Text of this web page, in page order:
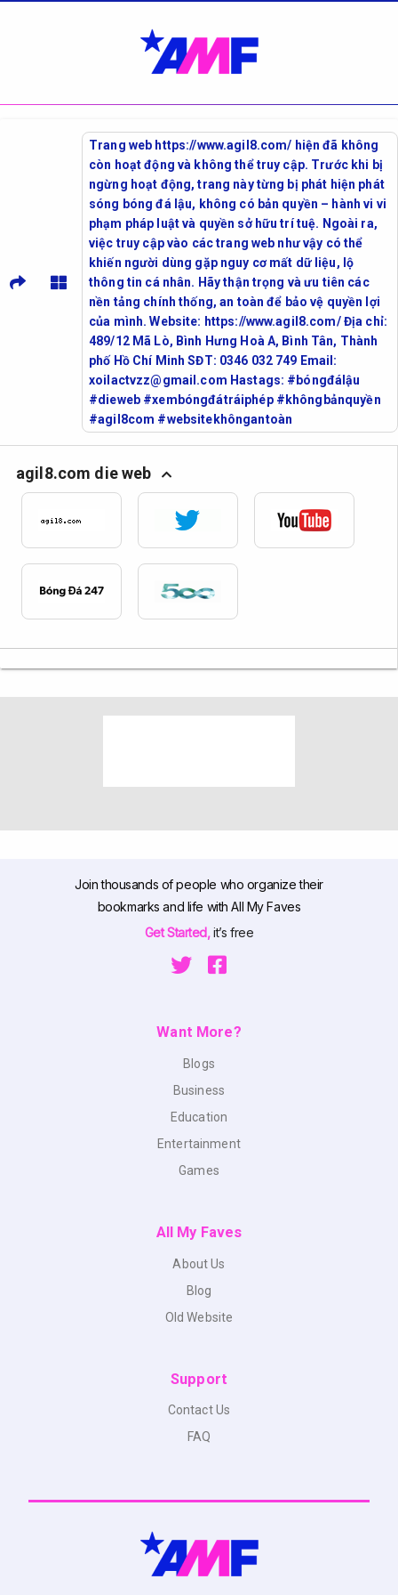
Trang web https://www.agil8.com/ hiện đã không
còn hoạt động và không thể truy cập. Trước khi bị
ngừng hoạt động, trang này từng bị phát hiện phát
sóng bóng đá lậu, không có bản quyền – hành vi vi
phạm pháp luật và quyền sở hữu trí tuệ. Ngoài ra,
việc truy cập vào các trang web như vậy có thể
khiến người dùng gặp nguy cơ mất dữ liệu, lộ
thông tin cá nhân. Hãy thận trọng và ưu tiên các
nền tảng chính thống, an toàn để bảo vệ quyền lợi
của mình. Website: https://www.agil8.com/ Địa chỉ:
489/12 Mã Lò, Bình Hưng Hoà A, Bình Tân, Thành
phố Hồ Chí Minh SĐT: 0346 032 749 Email:
xoilactvzz@gmail.com Hastags: #bóngđálậu
#dieweb #xembóngđátráiphép #khôngbảnquyền
#agil8com #websitekhôngantoàn
agil8.com die web
Join thousands of people who organize their
bookmarks and life with All My Faves
Get Started,it’s free
Want More?
Blogs
Business
Education
Entertainment
Games
All My Faves
About Us
Blog
Old Website
Support
Contact Us
FAQ